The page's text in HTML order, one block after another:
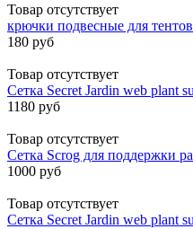
Товар отсутствует
крючки подвесные для
180 руб
Товар отсутствует
Сетка Secret Jardin web plant
1180 руб
Товар отсутствует
Сетка Scrog для поддержки
1000 руб
Товар отсутствует
Сетка Secret Jardin web plant